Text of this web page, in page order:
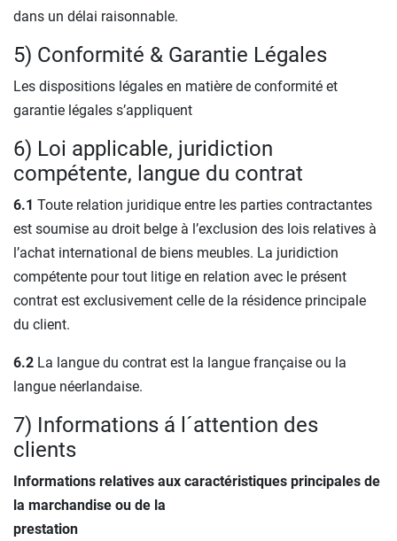
dans un délai raisonnable.
5) Conformité & Garantie Légales
Les dispositions légales en matière de conformité et
garantie légales s’appliquent
6) Loi applicable, juridiction
compétente, langue du contrat
6.1 Toute relation juridique entre les parties contractantes
est soumise au droit belge à l’exclusion des lois relatives à
l’achat international de biens meubles. La juridiction
compétente pour tout litige en relation avec le présent
contrat est exclusivement celle de la résidence principale
du client.
6.2 La langue du contrat est la langue française ou la
langue néerlandaise.
7) Informations á l´attention des
clients
Informations relatives aux caractéristiques principales de
la marchandise ou de la
prestation